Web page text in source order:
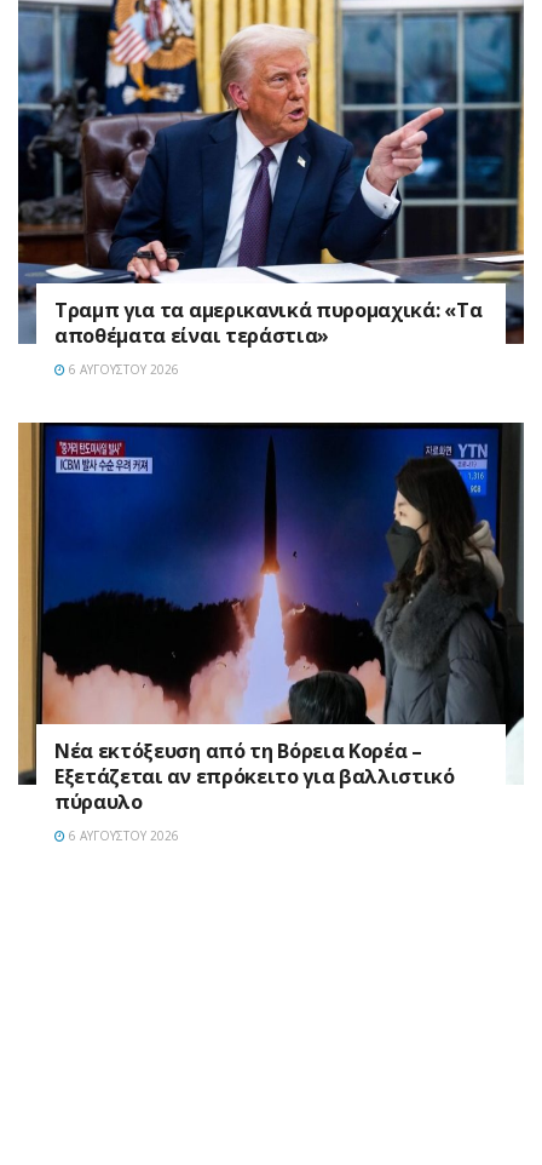
Τραμπ για τα αμερικανικά πυρομαχικά: «Τα
αποθέματα είναι τεράστια»
6 ΑΥΓΟΎΣΤΟΥ 2026
Νέα εκτόξευση από τη Βόρεια Κορέα –
Εξετάζεται αν επρόκειτο για βαλλιστικό
πύραυλο
6 ΑΥΓΟΎΣΤΟΥ 2026